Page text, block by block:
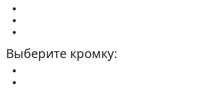
Выберите кромку: